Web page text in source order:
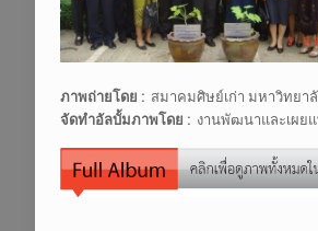
ภาพถ่ายโดย : สมาคมศิษย์เก่า มหาวิทยา
จัดทำอัลบั้มภาพโดย :งานพัฒนาและเผยแ